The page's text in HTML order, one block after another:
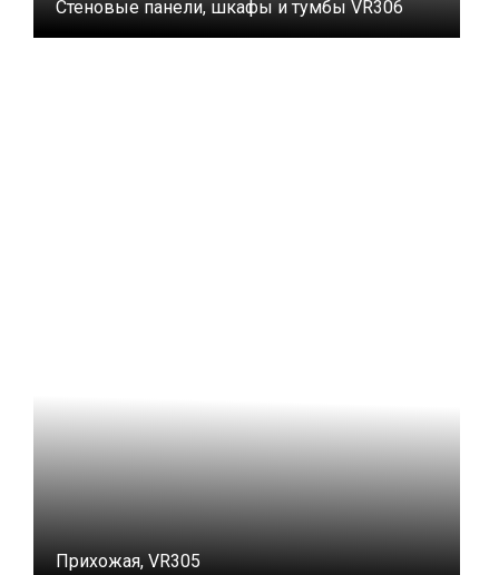
Стеновые панели, шкафы и тумбы VR306
Прихожая, VR305